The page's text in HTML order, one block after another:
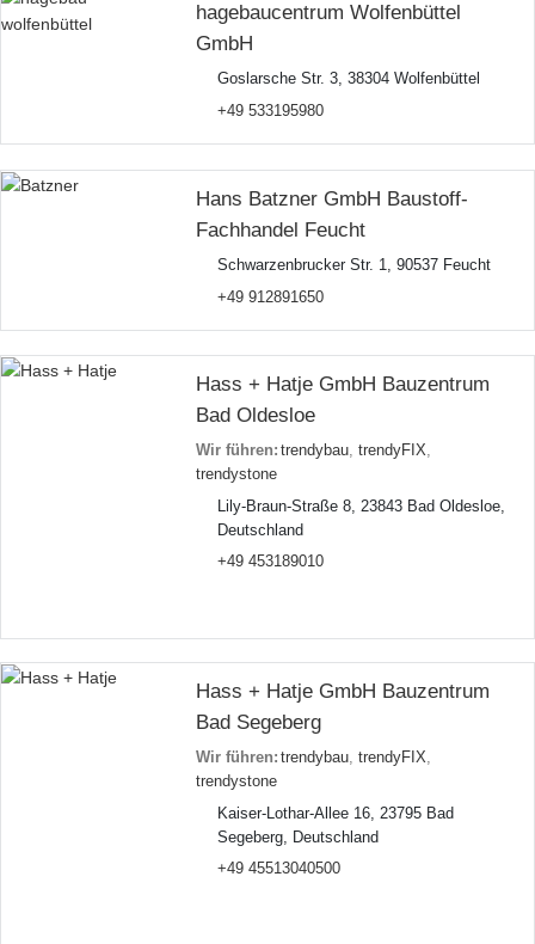
hagebaucentrum Wolfenbüttel
GmbH
Goslarsche Str. 3, 38304 Wolfenbüttel
+49 533195980
Hans Batzner GmbH Baustoff-
Fachhandel Feucht
Schwarzenbrucker Str. 1, 90537 Feucht
+49 912891650
Hass + Hatje GmbH Bauzentrum
Bad Oldesloe
Wir führen: trendybau,trendyFIX,
trendystone
Lily-Braun-Straße 8, 23843 Bad Oldesloe,
Deutschland
+49 453189010
Hass + Hatje GmbH Bauzentrum
Bad Segeberg
Wir führen: trendybau,trendyFIX,
trendystone
Kaiser-Lothar-Allee 16, 23795 Bad
Segeberg, Deutschland
+49 45513040500